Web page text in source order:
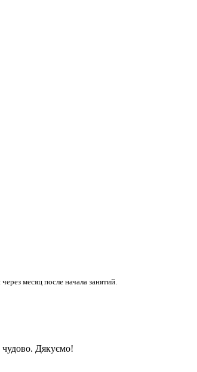
месяц после начала занятий.
Дякуємо!